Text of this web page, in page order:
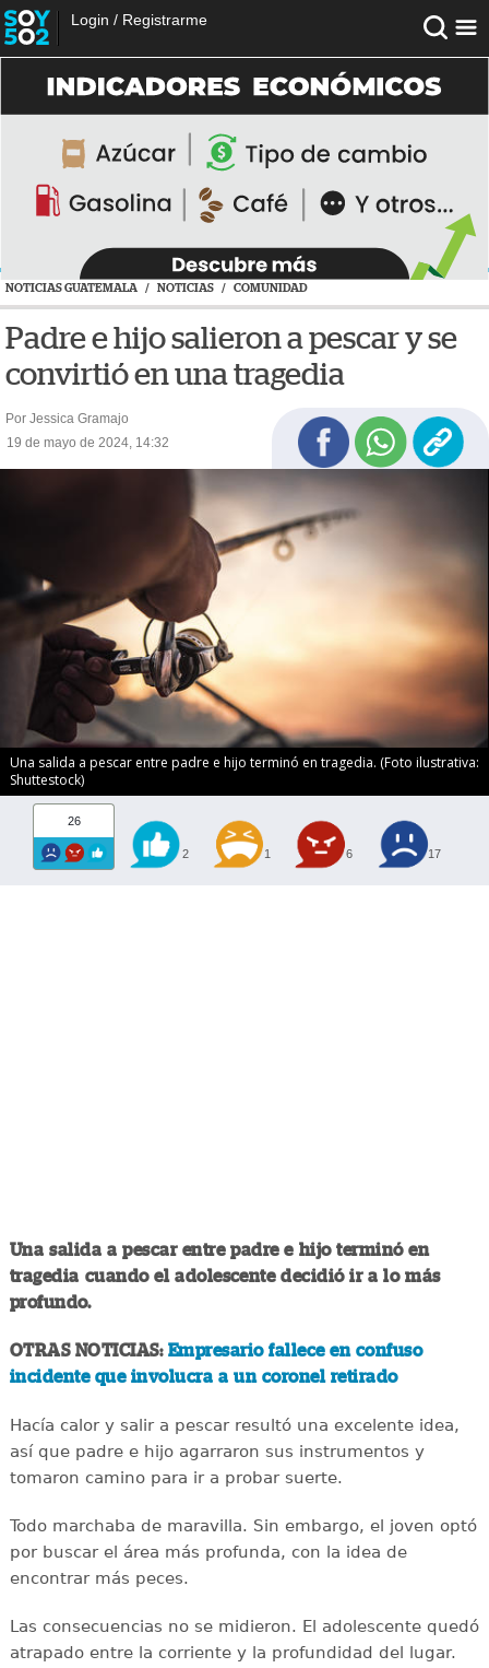
Login / Registrarme
NOTICIAS GUATEMALA / NOTICIAS / COMUNIDAD
Padre e hijo salieron a pescar y se
convirtió en una tragedia
Por Jessica Gramajo
19 de mayo de 2024, 14:32
Una salida a pescar entre padre e hijo terminó en tragedia. (Foto ilustrativa:
Shuttestock)
26
2 1 6 17
Una salida a pescar entre padre e hijo terminó en
tragedia cuando el adolescente decidió ir a lo más
profundo.
OTRAS NOTICIAS: Empresario fallece en confuso
incidente que involucra a un coronel retirado
Hacía calor y salir a pescar resultó una excelente idea,
así que padre e hijo agarraron sus instrumentos y
tomaron camino para ir a probar suerte.
Todo marchaba de maravilla. Sin embargo, el joven optó
por buscar el área más profunda, con la idea de
encontrar más peces.
Las consecuencias no se midieron. El adolescente quedó
atrapado entre la corriente y la profundidad del lugar.